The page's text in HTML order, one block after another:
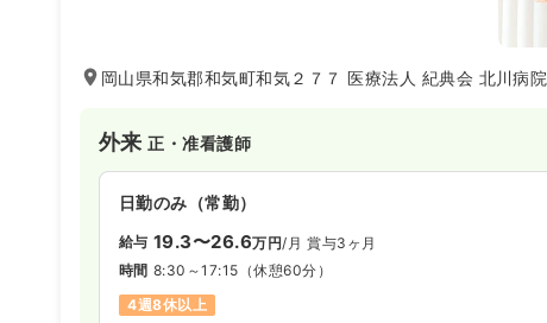
岡山県和気郡和気町和気２７７ 医療法人 紀典会 北川病院
外来正・准看護師
日勤のみ（常勤）
給与 19.3〜26.6万円/月 賞与3ヶ月
時間 8:30～17:15 （休憩60分）
4週8休以上